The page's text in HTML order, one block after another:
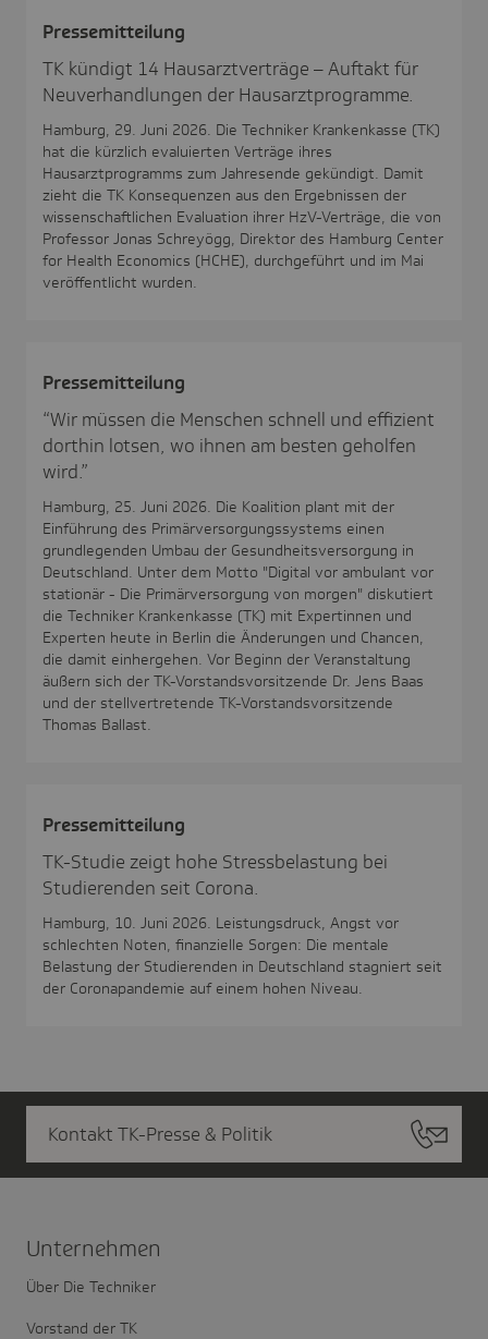
Pres­se­mit­tei­lung
TK kündigt 14 Hausarztverträge – Auftakt für
Neuverhandlungen der Hausarztprogramme.
Hamburg, 29. Juni 2026. Die Techniker Krankenkasse (TK)
hat die kürzlich evaluierten Verträge ihres
Hausarztprogramms zum Jahresende gekündigt. Damit
zieht die TK Konsequenzen aus den Ergebnissen der
wissenschaftlichen Evaluation ihrer HzV-Verträge, die von
Professor Jonas Schreyögg, Direktor des Hamburg Center
for Health Economics (HCHE), durchgeführt und im Mai
veröffentlicht wurden.
Pres­se­mit­tei­lung
“Wir müssen die Menschen schnell und effizient
dorthin lotsen, wo ihnen am besten geholfen
wird.”
Hamburg, 25. Juni 2026. Die Koalition plant mit der
Einführung des Primärversorgungssystems einen
grundlegenden Umbau der Gesundheitsversorgung in
Deutschland. Unter dem Motto "Digital vor ambulant vor
stationär - Die Primärversorgung von morgen" diskutiert
die Techniker Krankenkasse (TK) mit Expertinnen und
Experten heute in Berlin die Änderungen und Chancen,
die damit einhergehen. Vor Beginn der Veranstaltung
äußern sich der TK-Vorstandsvorsitzende Dr. Jens Baas
und der stellvertretende TK-Vorstandsvorsitzende
Thomas Ballast.
Pres­se­mit­tei­lung
TK-Studie zeigt hohe Stressbelastung bei
Studierenden seit Corona.
Hamburg, 10. Juni 2026. Leistungsdruck, Angst vor
schlechten Noten, finanzielle Sorgen: Die mentale
Belastung der Studierenden in Deutschland stagniert seit
der Coronapandemie auf einem hohen Niveau.
Kontakt TK-Presse & Politik
Unter­nehmen
Über Die Techniker
Vorstand der TK